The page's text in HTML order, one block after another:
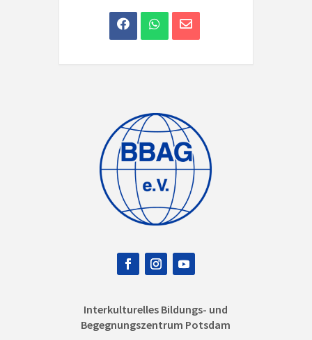
Interkulturelles Bildungs- und
Begegnungszentrum Potsdam